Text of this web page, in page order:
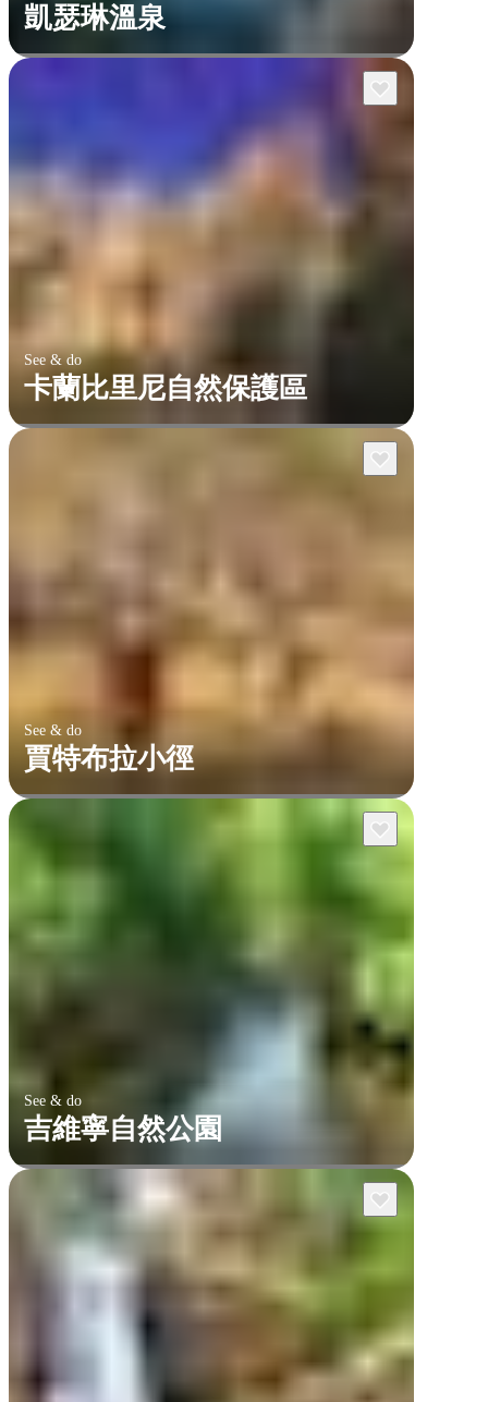
凱瑟琳溫泉
See & do
卡蘭比里尼自然保護區
See & do
賈特布拉小徑
See & do
吉維寧自然公園